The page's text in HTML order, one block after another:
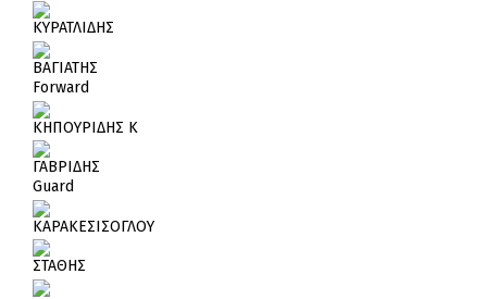
ΚΥΡΑΤΛΙΔΗΣ
ΒΑΓΙΑΤΗΣ
Forward
ΚΗΠΟΥΡΙΔΗΣ Κ
ΓΑΒΡΙΔΗΣ
Guard
ΚΑΡΑΚΕΣΙΣΟΓΛΟΥ
ΣΤΑΘΗΣ